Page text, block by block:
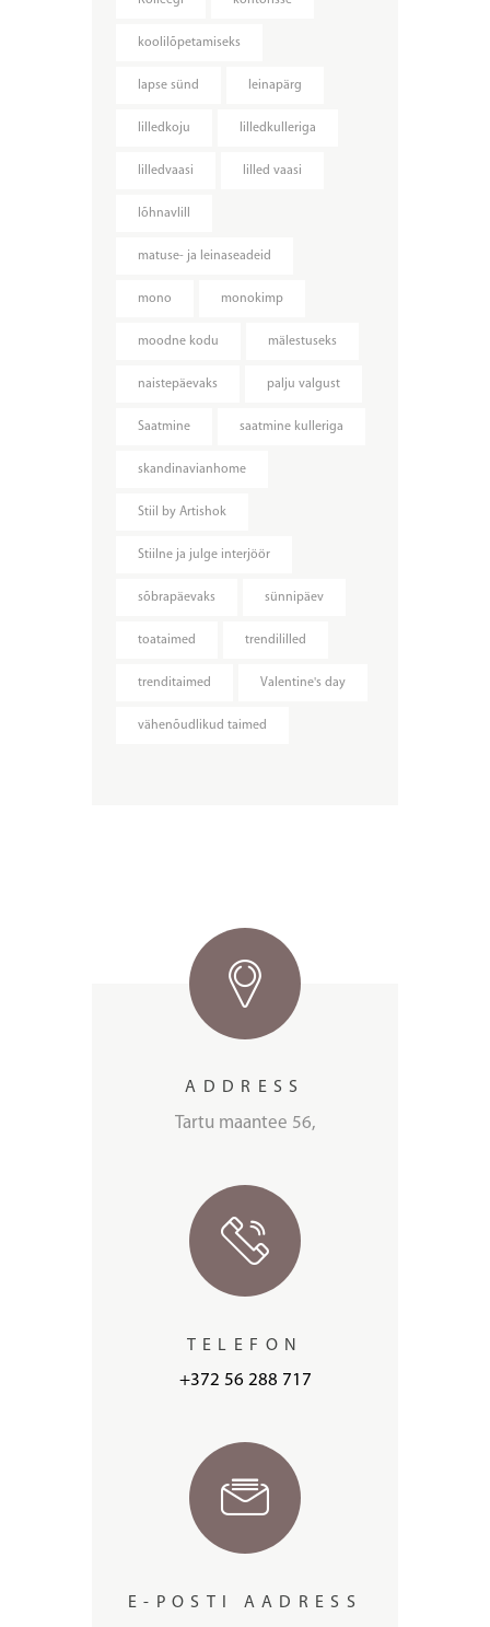
koolilõpetamiseks
lapse sünd leinapärg
lilledkoju lilledkulleriga
lilledvaasi lilled vaasi
lõhnavlill
matuse- ja leinaseadeid
mono monokimp
moodne kodu mälestuseks
naistepäevaks palju valgust
Saatmine saatmine kulleriga
skandinavianhome
Stiil by Artishok
Stiilne ja julge interjöör
sõbrapäevaks sünnipäev
toataimed trendililled
trenditaimed Valentine's day
vähenõudlikud taimed
ADDRESS
Tartu maantee 56,
TELEFON
+372 56 288 717
E-POSTI AADRESS